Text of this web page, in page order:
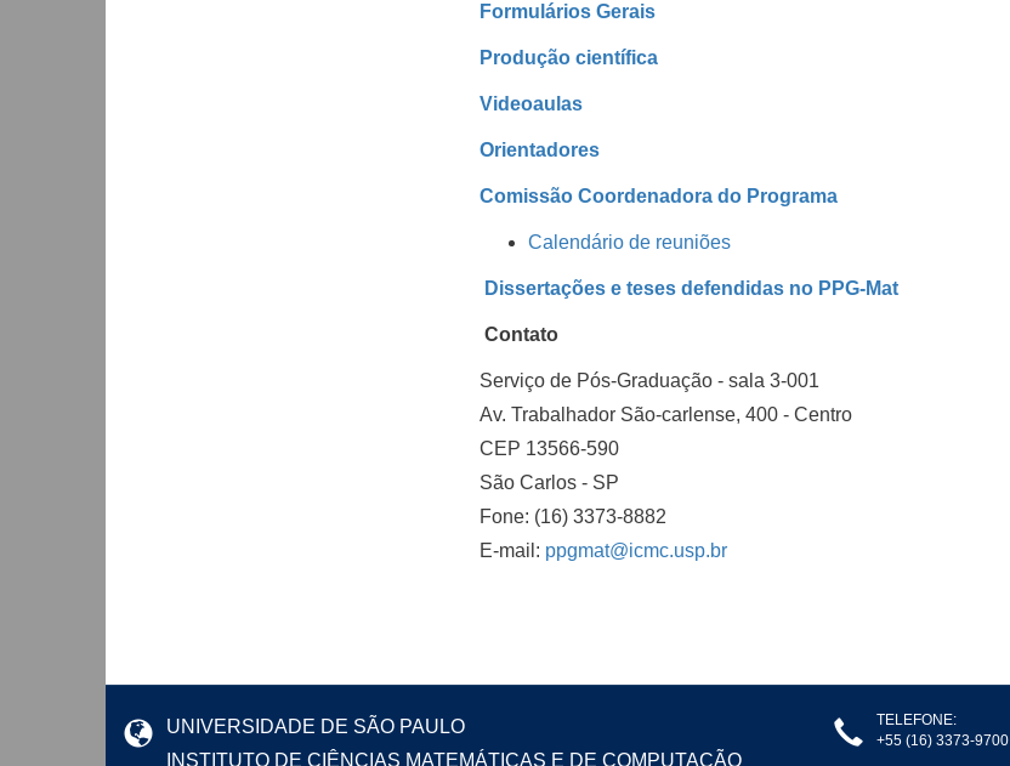
Formulários Gerais
Produção científica
Videoaulas
Orientadores
Comissão Coordenadora do Programa
Calendário de reuniões
Dissertações e teses defendidas no PPG-Mat
Contato
Serviço de Pós-Graduação - sala 3-001
Av. Trabalhador São-carlense, 400 - Centro
CEP 13566-590
São Carlos - SP
Fone: (16) 3373-8882
E-mail: ppgmat@icmc.usp.br
UNIVERSIDADE DE SÃO PAULO
INSTITUTO DE CIÊNCIAS MATEMÁTICAS E DE COMPUTAÇÃO
TELEFONE:
+55 (16) 3373-9700